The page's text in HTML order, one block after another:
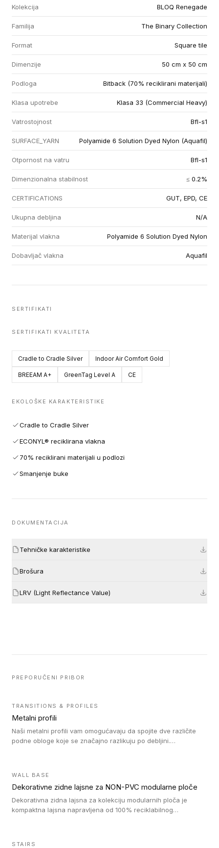
Kolekcija BLOQ Renegade
Familija The Binary Collection
Format Square tile
Dimenzije 50 cm x 50 cm
Podloga Bitback (70% reciklirani materijali)
Klasa upotrebe Klasa 33 (Commercial Heavy)
Vatrostojnost Bfl-s1
SURFACE_YARN Polyamide 6 Solution Dyed Nylon (Aquafil)
Otpornost na vatru Bfl-s1
Dimenzionalna stabilnost ≤ 0.2%
CERTIFICATIONS GUT, EPD, CE
Ukupna debljina N/A
Materijal vlakna Polyamide 6 Solution Dyed Nylon
Dobavljač vlakna Aquafil
SERTIFIKATI
SERTIFIKATI KVALITETA
Cradle to Cradle Silver Indoor Air Comfort Gold
BREEAM A+ GreenTag Level A CE
EKOLOŠKE KARAKTERISTIKE
Cradle to Cradle Silver
ECONYL® reciklirana vlakna
70% reciklirani materijali u podlozi
Smanjenje buke
DOKUMENTACIJA
Tehničke karakteristike
Brošura
LRV (Light Reflectance Value)
PREPORUČENI PRIBOR
TRANSITIONS & PROFILES
Metalni profili
Naši metalni profili vam omogućavaju da spojite dve različite
podne obloge koje se značajno razlikuju po debljini.
WALL BASE
Dekorativne zidne lajsne za NON-PVC modularne ploče
Dekorativna zidna lajsna za kolekciju modularnih ploča je
kompaktna lajsna napravljena od 100% reciklabilnog
STAIRS